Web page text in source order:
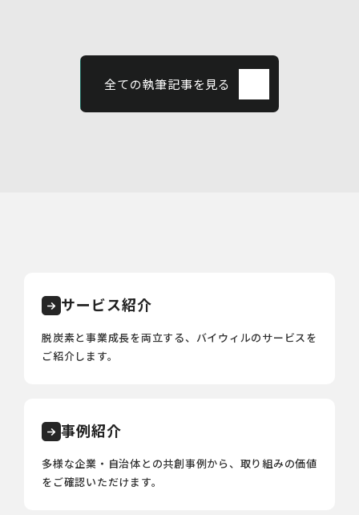
全ての執筆記事を見る
サービス紹介
脱炭素と事業成長を両立する、バイウィルのサービスを
ご紹介します。
事例紹介
多様な企業・自治体との共創事例から、取り組みの価値
をご確認いただけます。